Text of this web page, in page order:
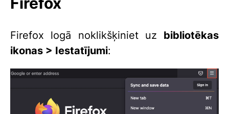
Firefox logā noklikšķiniet uz bibliotēkas
ikonas > Iestatījumi: